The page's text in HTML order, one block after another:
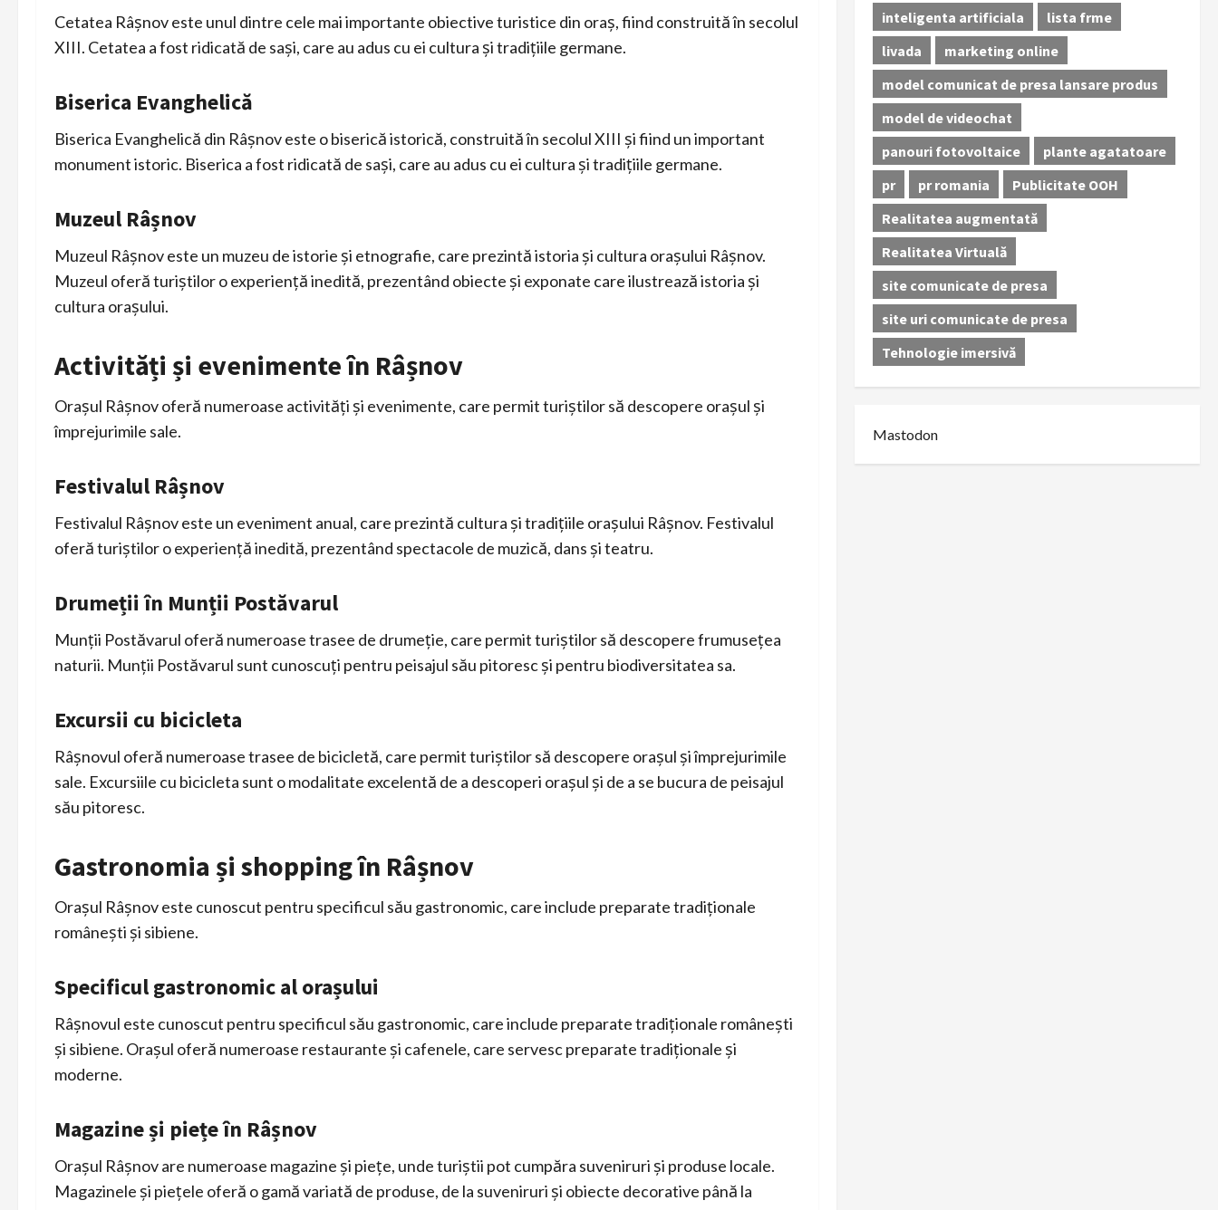
Cetatea Râșnov este unul dintre cele mai importante obiective turistice din oraș, fiind construită în secolul
XIII. Cetatea a fost ridicată de sași, care au adus cu ei cultura și tradițiile germane.
Biserica Evanghelică
Biserica Evanghelică din Râșnov este o biserică istorică, construită în secolul XIII și fiind un important
monument istoric. Biserica a fost ridicată de sași, care au adus cu ei cultura și tradițiile germane.
Muzeul Râșnov
Muzeul Râșnov este un muzeu de istorie și etnografie, care prezintă istoria și cultura orașului Râșnov.
Muzeul oferă turiștilor o experiență inedită, prezentând obiecte și exponate care ilustrează istoria și
cultura orașului.
Activități și evenimente în Râșnov
Orașul Râșnov oferă numeroase activități și evenimente, care permit turiștilor să descopere orașul și
împrejurimile sale.
Festivalul Râșnov
Festivalul Râșnov este un eveniment anual, care prezintă cultura și tradițiile orașului Râșnov. Festivalul
oferă turiștilor o experiență inedită, prezentând spectacole de muzică, dans și teatru.
Drumeții în Munții Postăvarul
Munții Postăvarul oferă numeroase trasee de drumeție, care permit turiștilor să descopere frumusețea
naturii. Munții Postăvarul sunt cunoscuți pentru peisajul său pitoresc și pentru biodiversitatea sa.
Excursii cu bicicleta
Râșnovul oferă numeroase trasee de bicicletă, care permit turiștilor să descopere orașul și împrejurimile
sale. Excursiile cu bicicleta sunt o modalitate excelentă de a descoperi orașul și de a se bucura de peisajul
său pitoresc.
Gastronomia și shopping în Râșnov
Orașul Râșnov este cunoscut pentru specificul său gastronomic, care include preparate tradiționale
românești și sibiene.
Specificul gastronomic al orașului
Râșnovul este cunoscut pentru specificul său gastronomic, care include preparate tradiționale românești
și sibiene. Orașul oferă numeroase restaurante și cafenele, care servesc preparate tradiționale și
moderne.
Magazine și piețe în Râșnov
Orașul Râșnov are numeroase magazine și piețe, unde turiștii pot cumpăra suveniruri și produse locale.
Magazinele și piețele oferă o gamă variată de produse, de la suveniruri și obiecte decorative până la
inteligenta artificiala
lista frme
livada
marketing online
model comunicat de presa lansare produs
model de videochat
panouri fotovoltaice
plante agatatoare
pr
pr romania
Publicitate OOH
Realitatea augmentată
Realitatea Virtuală
site comunicate de presa
site uri comunicate de presa
Tehnologie imersivă
Mastodon